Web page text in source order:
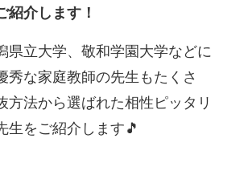
紹介します！
県立大学、敬和学園大学などに
秀な家庭教師の先生もたくさ
方法から選ばれた相性ピッタリ
生をご紹介します🎵